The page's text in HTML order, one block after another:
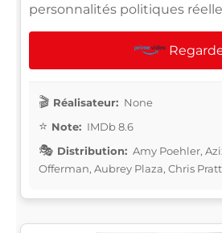
personnalités politiques
Réalisateur: None
Note: IMDb 8.6
Distribution: Amy Poehler,
Offerman, Aubrey Plaza, Chris